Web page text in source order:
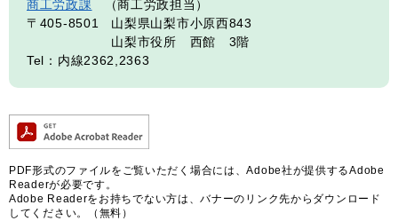
商工労政課
商工労政担当
〒405-8501
山梨県山梨市小原西843
山梨市役所 西館 3階
Tel：内線2362,2363
PDF形式のファイルをご覧いただく場合には、Adobe社が提供するAdobe
Readerが必要です。
Adobe Readerをお持ちでない方は、バナーのリンク先からダウンロード
してください。（無料）